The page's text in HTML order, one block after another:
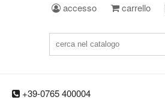
accesso carrello
+39-0765 400004